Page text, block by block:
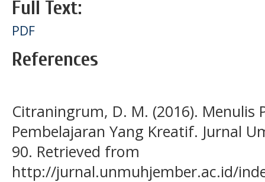
Full Text:
PDF
References
Citraningrum, D. M. (2016). Menulis
Pembelajaran Yang Kreatif. Jurnal
90. Retrieved from
http://jurnal.unmuhjember.ac.id/